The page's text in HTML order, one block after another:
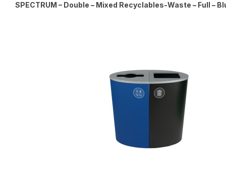
SPECTRUM – Double – Mixed Recyclables-Waste – Full –